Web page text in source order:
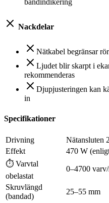
Nackdelar
Nätkabel begränsar
Ljudet blir skarpt i
rekommenderas
Djupjusteringen kan
in
Specifikationer
Drivning
Nätansluten
Effekt
470 W
⏱ Varvtal
obelastat
0–4700
Skruvlängd
(bandad)
25–55 mm